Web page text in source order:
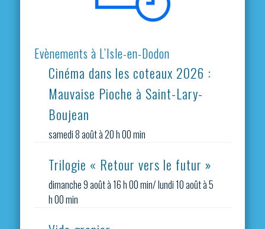
Evènements à L’Isle-en-Dodon
Cinéma dans les coteaux 2026 :
Mauvaise Pioche à Saint-Lary-
Boujean
samedi 8 août à 20 h 00 min
Trilogie « Retour vers le futur »
dimanche 9 août à 16 h 00 min/lundi 10 août à 5
h 00 min